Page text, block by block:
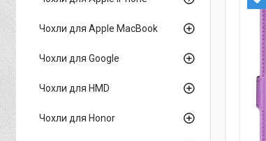
Чохли для Apple MacBook
Чохли для Google
Чохли для HMD
Чохли для Honor